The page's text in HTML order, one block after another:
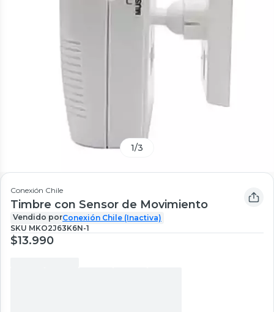
1/3
Conexión Chile
Timbre con Sensor de Movimiento
Vendido porConexión Chile (Inactiva)
SKU MKO2J63K6N-1
$13.990